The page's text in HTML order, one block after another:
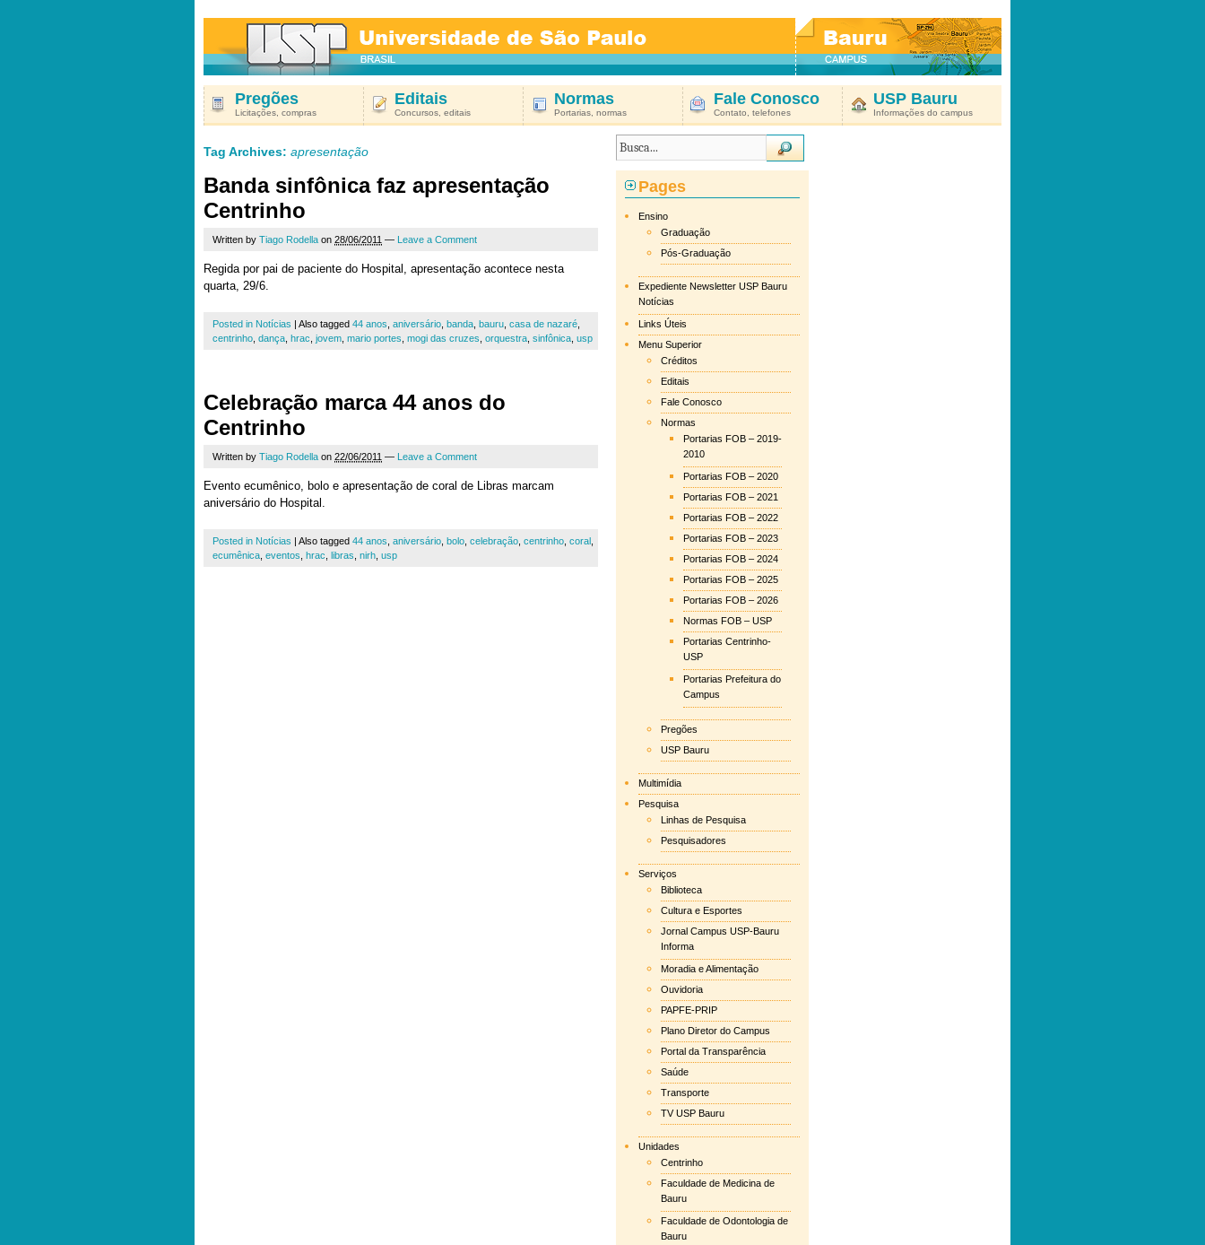
Pregões
Licitações, compras
Editais
Concursos, editais
Normas
Portarias, normas
Fale Conosco
Contato, telefones
USP Bauru
Informações do campus
Tag Archives: apresentação
Banda sinfônica faz apresentação
Centrinho
Written by Tiago Rodella on 28/06/2011 — Leave a Comment
Regida por pai de paciente do Hospital, apresentação acontece nesta
quarta, 29/6.
Posted in Notícias | Also tagged 44 anos aniversário banda bauru casa de nazaré
centrinho dança hrac jovem mario portes mogi das cruzes orquestra sinfônica usp
Celebração marca 44 anos do
Centrinho
Written by Tiago Rodella on 22/06/2011 — Leave a Comment
Evento ecumênico, bolo e apresentação de coral de Libras marcam
aniversário do Hospital.
Posted in Notícias | Also tagged 44 anos aniversário bolo celebração centrinho coral
ecumênica eventos hrac libras nirh usp
Pages
Ensino
Graduação
Pós-Graduação
Expediente Newsletter USP Bauru
Notícias
Links Úteis
Menu Superior
Créditos
Editais
Fale Conosco
Normas
Portarias FOB – 2019-
2010
Portarias FOB – 2020
Portarias FOB – 2021
Portarias FOB – 2022
Portarias FOB – 2023
Portarias FOB – 2024
Portarias FOB – 2025
Portarias FOB – 2026
Normas FOB – USP
Portarias Centrinho-
USP
Portarias Prefeitura do
Campus
Pregões
USP Bauru
Multimídia
Pesquisa
Linhas de Pesquisa
Pesquisadores
Serviços
Biblioteca
Cultura e Esportes
Jornal Campus USP-Bauru
Informa
Moradia e Alimentação
Ouvidoria
PAPFE-PRIP
Plano Diretor do Campus
Portal da Transparência
Saúde
Transporte
TV USP Bauru
Unidades
Centrinho
Faculdade de Medicina de
Bauru
Faculdade de Odontologia de
Bauru